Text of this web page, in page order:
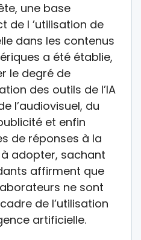
une base
de l ’utilisation de
dans les contenus
a été établie,
le degré de
des outils de l’IA
l’audiovisuel, du
et enfin
de réponses à la
adopter, sachant
affirment que
ne sont
de l’utilisation
artificielle.